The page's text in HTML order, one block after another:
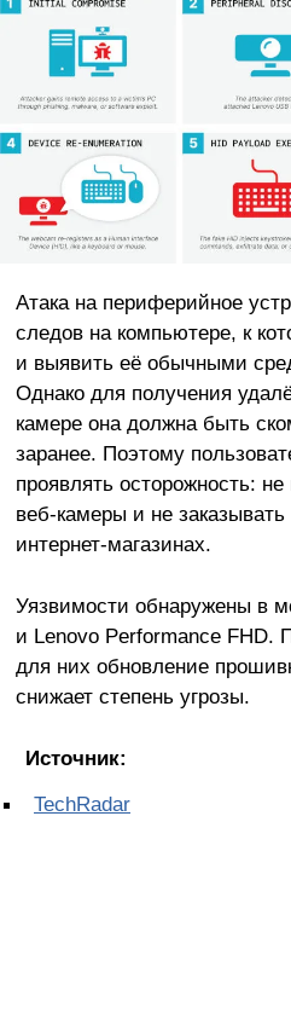
Атака на периферийное
следов на компьютере, к
и выявить её обычными
Однако для получения
камере она должна быть
заранее. Поэтому
проявлять осторожность:
веб-камеры и не
интернет-магазинах.
Уязвимости обнаружены в
и Lenovo Performance FHD.
для них обновление
снижает степень угрозы.
Источник:
TechRadar